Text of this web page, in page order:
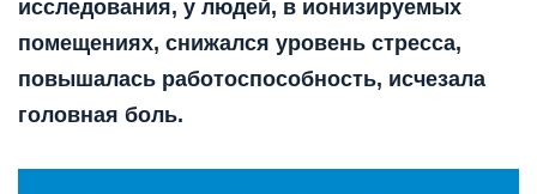
исследования, у людей, в ионизируемых
помещениях, снижался уровень стресса,
повышалась работоспособность, исчезала
головная боль.